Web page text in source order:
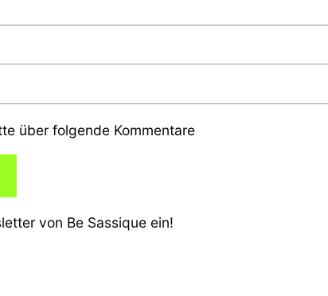
über folgende Kommentare
von Be Sassique ein!